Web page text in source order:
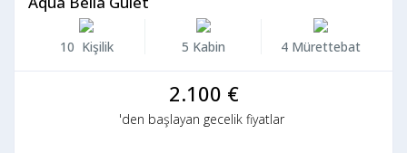
10 Kişilik 5 Kabin 4 Mürettebat
2.100 €
'den başlayan gecelik fiyatlar